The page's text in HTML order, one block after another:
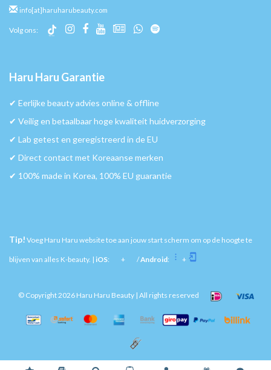
info[at]haruharubeauty.com
Volg ons:
Haru Haru Garantie
✔︎ Eerlijke beauty advies online & offline
✔︎ Veilig en betaalbaar hoge kwaliteit huidverzorging
✔︎ Lab getest en geregistreerd in de EU
✔︎ Direct contact met Koreaanse merken
✔︎ 100% made in Korea, 100% EU guarantie
Tip! Voeg Haru Haru website toe aan jouw start scherm om op de hoogte te
blijven van alles K-beauty. | iOS: + /Android: +
© Copyright 2026 Haru Haru Beauty | All rights reserved